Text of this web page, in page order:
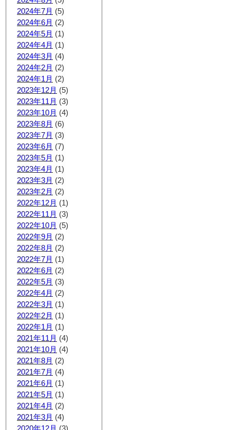
2024年7月 (5)
2024年6月 (2)
2024年5月 (1)
2024年4月 (1)
2024年3月 (4)
2024年2月 (2)
2024年1月 (2)
2023年12月 (5)
2023年11月 (3)
2023年10月 (4)
2023年8月 (6)
2023年7月 (3)
2023年6月 (7)
2023年5月 (1)
2023年4月 (1)
2023年3月 (2)
2023年2月 (2)
2022年12月 (1)
2022年11月 (3)
2022年10月 (5)
2022年9月 (2)
2022年8月 (2)
2022年7月 (1)
2022年6月 (2)
2022年5月 (3)
2022年4月 (2)
2022年3月 (1)
2022年2月 (1)
2022年1月 (1)
2021年11月 (4)
2021年10月 (4)
2021年8月 (2)
2021年7月 (4)
2021年6月 (1)
2021年5月 (1)
2021年4月 (2)
2021年3月 (4)